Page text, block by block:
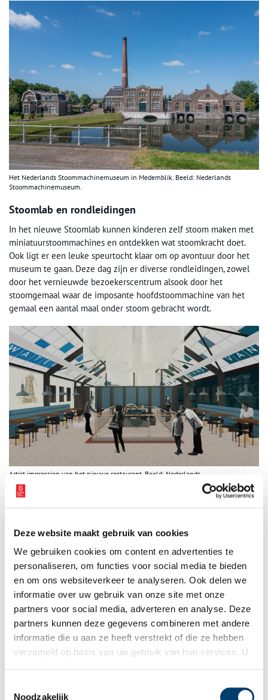
Deze website maakt gebruik van cookies
We gebruiken cookies om content en advertenties te
personaliseren, om functies voor social media te bieden
en om ons websiteverkeer te analyseren. Ook delen we
informatie over uw gebruik van onze site met onze
partners voor social media, adverteren en analyse. Deze
partners kunnen deze gegevens combineren met andere
informatie die u aan ze heeft verstrekt of die ze hebben
verzameld op basis van uw gebruik van hun services. U
Noodzakelijk
Het Nederlands Stoommachinemuseum in Medemblik. Beeld: Nederlands
Stoommachinemuseum.
Stoomlab en rondleidingen
In het nieuwe Stoomlab kunnen kinderen zelf stoom maken met
miniatuurstoommachines en ontdekken wat stoomkracht doet.
Ook ligt er een leuke speurtocht klaar om op avontuur door het
museum te gaan. Deze dag zijn er diverse rondleidingen, zowel
door het vernieuwde bezoekerscentrum alsook door het
stoomgemaal waar de imposante hoofdstoommachine van het
gemaal een aantal maal onder stoom gebracht wordt.
Artist impression van het nieuwe restaurant. Beeld: Nederlands
Stoommachinemuseum.
Sfeervol museumcafé
midden van de museale expositie nog even nagenieten van je
bezoek. Als blikvanger is in het midden van de ruimte een
draaiende (model)stoommachine geplaatst. Daarboven is
verlichting aangebracht in de vorm van een stoomwolk. Kom je
zondag 22 maart naar de publieksopening, dan kun je het
eindresultaat met eigen ogen zien.
Bron:Nederlands Stoommachinemuseum
Publicatiedatum: 15/03/2026